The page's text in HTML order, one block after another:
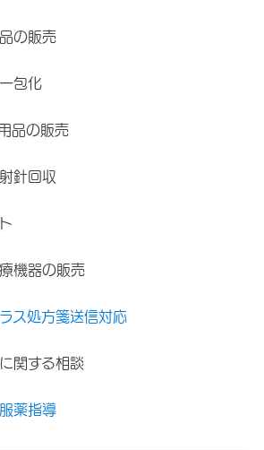
の販売
包化
品の販売
針回収
機器の販売
ス処方箋送信対応
関する相談
薬指導